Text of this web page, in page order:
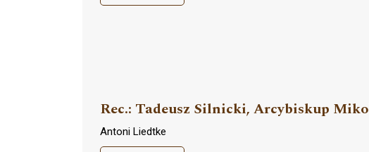
Rec.: Tadeusz Silnicki, Arcybiskup
Antoni Liedtke